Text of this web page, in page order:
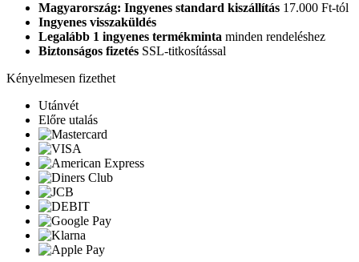
Magyarország: Ingyenes standard kiszállítás 17.000 Ft-tól
Ingyenes visszaküldés
Legalább 1 ingyenes termékminta minden rendeléshez
Biztonságos fizetés SSL-titkosítással
Kényelmesen fizethet
Utánvét
Előre utalás